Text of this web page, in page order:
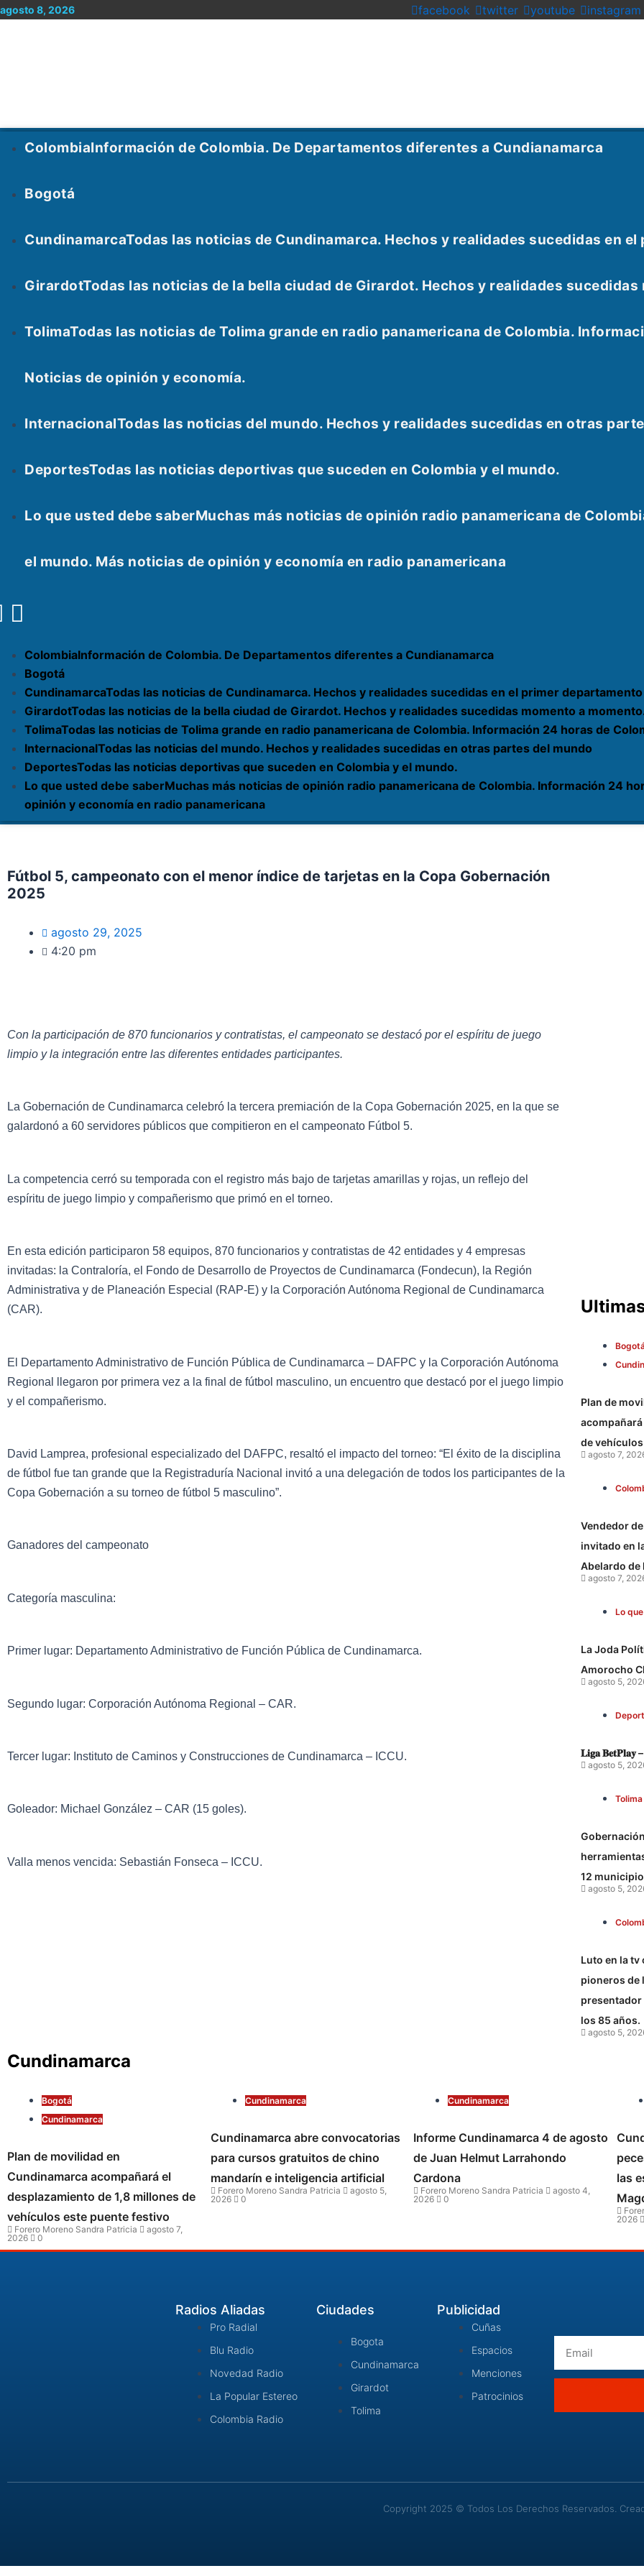
Ir
agosto 8, 2026 facebook twitter youtube instagram
ColombiaInformación de Colombia. De Departamentos diferentes a Cundianamarca
Bogotá
CundinamarcaTodas las noticias de Cundinamarca. Hechos y realidades sucedidas en
GirardotTodas las noticias de la bella ciudad de Girardot. Hechos y realidades sucedidas
TolimaTodas las noticias de Tolima grande en radio panamericana de Colombia.
Noticias de opinión y economía.
InternacionalTodas las noticias del mundo. Hechos y realidades sucedidas en otras
DeportesTodas las noticias deportivas que suceden en Colombia y el mundo.
Lo que usted debe saberMuchas más noticias de opinión radio panamericana de
el mundo. Más noticias de opinión y economía en radio panamericana
Menu
ColombiaInformación de Colombia. De Departamentos diferentes a Cundianamarca
Bogotá
CundinamarcaTodas las noticias de Cundinamarca. Hechos y realidades sucedidas en el primer
GirardotTodas las noticias de la bella ciudad de Girardot. Hechos y realidades sucedidas momento a
TolimaTodas las noticias de Tolima grande en radio panamericana de Colombia. Información 24 horas de
InternacionalTodas las noticias del mundo. Hechos y realidades sucedidas en otras partes del mundo
DeportesTodas las noticias deportivas que suceden en Colombia y el mundo.
Lo que usted debe saberMuchas más noticias de opinión radio panamericana de Colombia. Información 24
opinión y economía en radio panamericana
Fútbol 5, campeonato con el menor índice de tarjetas en la Copa Gobernación
2025
agosto 29, 2025
4:20 pm
Con la participación de 870 funcionarios y contratistas, el campeonato se destacó por el espíritu de juego
limpio y la integración entre las diferentes entidades participantes.
La Gobernación de Cundinamarca celebró la tercera premiación de la Copa Gobernación 2025, en la que se
galardonó a 60 servidores públicos que compitieron en el campeonato Fútbol 5.
La competencia cerró su temporada con el registro más bajo de tarjetas amarillas y rojas, un reflejo del
espíritu de juego limpio y compañerismo que primó en el torneo.
En esta edición participaron 58 equipos, 870 funcionarios y contratistas de 42 entidades y 4 empresas
invitadas: la Contraloría, el Fondo de Desarrollo de Proyectos de Cundinamarca (Fondecun), la Región
Administrativa y de Planeación Especial (RAP-E) y la Corporación Autónoma Regional de Cundinamarca
(CAR).
El Departamento Administrativo de Función Pública de Cundinamarca – DAFPC y la Corporación Autónoma
Regional llegaron por primera vez a la final de fútbol masculino, un encuentro que destacó por el juego limpio
y el compañerismo.
David Lamprea, profesional especializado del DAFPC, resaltó el impacto del torneo: “El éxito de la disciplina
de fútbol fue tan grande que la Registraduría Nacional invitó a una delegación de todos los participantes de la
Copa Gobernación a su torneo de fútbol 5 masculino”.
Ganadores del campeonato
Categoría masculina:
Primer lugar: Departamento Administrativo de Función Pública de Cundinamarca.
Segundo lugar: Corporación Autónoma Regional – CAR.
Tercer lugar: Instituto de Caminos y Construcciones de Cundinamarca – ICCU.
Goleador: Michael González – CAR (15 goles).
Valla menos vencida: Sebastián Fonseca – ICCU.
Plan de
de
agosto 7,
Vendedor
invitado en
Abelardo de
agosto 7,
Lo
La Joda
Amorocho
agosto 5,
𝐋𝐢𝐠𝐚 𝐁𝐞𝐭𝐏𝐥𝐚𝐲
agosto 5,
Tolima
12
agosto 5,
Luto en la tv
pioneros de
presentador
los 85 años.
agosto 5,
Cundinamarca
Bogotá
Cundinamarca
Plan de movilidad en
Cundinamarca acompañará el
desplazamiento de 1,8 millones de
vehículos este puente festivo
Forero Moreno Sandra Patricia
agosto 7,
2026
0
Cundinamarca
Cundinamarca abre convocatorias
para cursos gratuitos de chino
mandarín e inteligencia artificial
Forero Moreno Sandra Patricia
agosto 5,
2026
0
Cundinamarca
Informe Cundinamarca 4 de agosto
de Juan Helmut Larrahondo
Cardona
Forero Moreno Sandra Patricia
agosto 4,
2026
0
las
2026
Radios Aliadas
Pro Radial
Blu Radio
Novedad Radio
La Popular Estereo
Colombia Radio
Ciudades
Bogota
Cundinamarca
Girardot
Tolima
Publicidad
Cuñas
Espacios
Menciones
Patrocinios
Copyright 2025 © Todos Los Derechos Reservados.